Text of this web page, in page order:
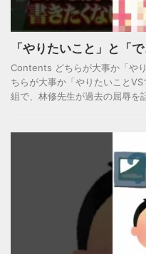
「やりたいこと」と「
Contents どちらが大事か「や
ちらが大事か「やりたいこと
組で、林修先生が過去の屈辱を